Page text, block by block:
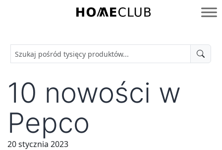
Homeclub
10 nowości w
Pepco
20 stycznia 2023